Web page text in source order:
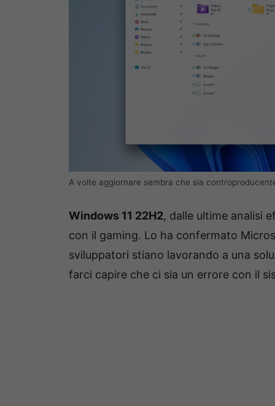
A volte aggiornare sembra che sia
Windows 11 22H2, dalle ultime analisi
con il gaming. Lo ha confermato
sviluppatori stiano lavorando a una
farci capire che ci sia un errore con il